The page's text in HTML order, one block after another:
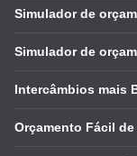
Simulador de
Simulador de
Intercâmbios mais
Orçamento Fácil